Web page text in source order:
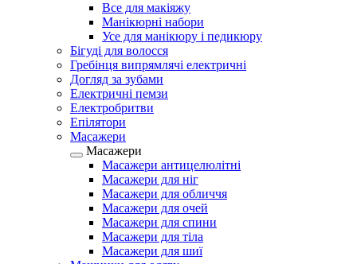
Все для макіяжу
Манікюрні набори
Усе для манікюру і педикюру
Бігуді для волосся
Гребінця випрямлячі електричні
Догляд за зубами
Електричні пемзи
Електробритви
Епілятори
Масажери
Масажери
Масажери антицелюлітні
Масажери для ніг
Масажери для обличчя
Масажери для очей
Масажери для спини
Масажери для тіла
Масажери для шиї